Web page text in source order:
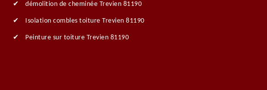
démolition de cheminée Trevien 81190
Isolation combles toiture Trevien 81190
Peinture sur toiture Trevien 81190